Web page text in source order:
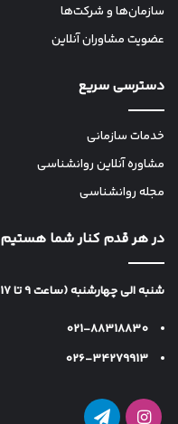
سازمان‌ها و شرکت‌ها
عضویت مشاوران آنلاین
دسترسی سریع
خدمات سازمانی
مشاوره آنلاین روانشناسی
مجله روانشناسی
در هر قدم کنار شما هستیم
شنبه الی چهارشنبه (ساعت 9 تا 17)
021-88318830
026-34279913
اینستاگرامتلگرام